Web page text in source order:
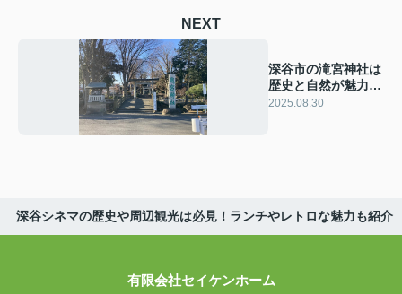
NEXT
深谷市の滝宮神社は
歴史と自然が魅力！
御朱印やおすすめイ
2025.08.30
深谷シネマの歴史や周辺観光は必見！ランチやレトロな魅力も紹介
有限会社セイケンホーム